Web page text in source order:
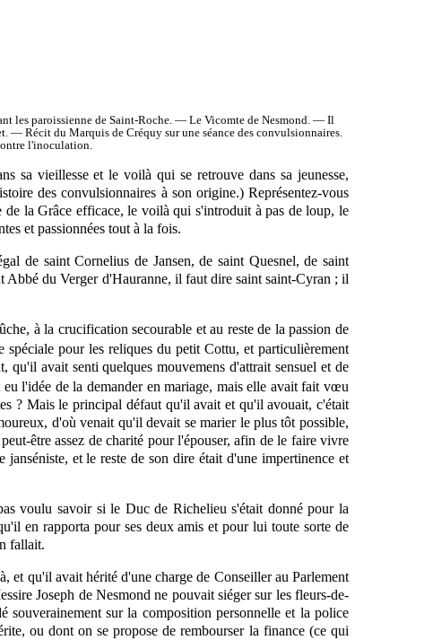
les paroissienne de Saint-Roche. — Le Vicomte de Nesmond. — Il
Récit du Marquis de Créquy sur une séance des convulsionnaires.
l'inoculation.
sa vieillesse et le voilà qui se retrouve dans sa jeunesse,
des convulsionnaires à son origine.) Représentez-vous
la Grâce efficace, le voilà qui s'introduit à pas de loup, le
et passionnées tout à la fois.
de saint Cornelius de Jansen, de saint Quesnel, de saint
Abbé du Verger d'Hauranne, il faut dire saint saint-Cyran ; il
à la crucification secourable et au reste de la passion de
pour les reliques du petit Cottu, et particulièrement
avait senti quelques mouvemens d'attrait sensuel et de
l'idée de la demander en mariage, mais elle avait fait vœu
? Mais le principal défaut qu'il avait et qu'il avouait, c'était
d'où venait qu'il devait se marier le plus tôt possible,
être assez de charité pourl'épouser, afin de le faire vivre
et le reste de son dire était d'une impertinence et
voulu savoir si le Duc de Richelieu s'était donné pour la
en rapporta pour ses deux amis et pour lui toute sorte de
fallait.
et qu'il avait hérité d'une charge de Conseiller au Parlement
Joseph de Nesmond ne pouvait siéger sur les fleurs-de-
sur la composition personnelle et la police
ou dont on se propose de rembourser la finance (ce qui